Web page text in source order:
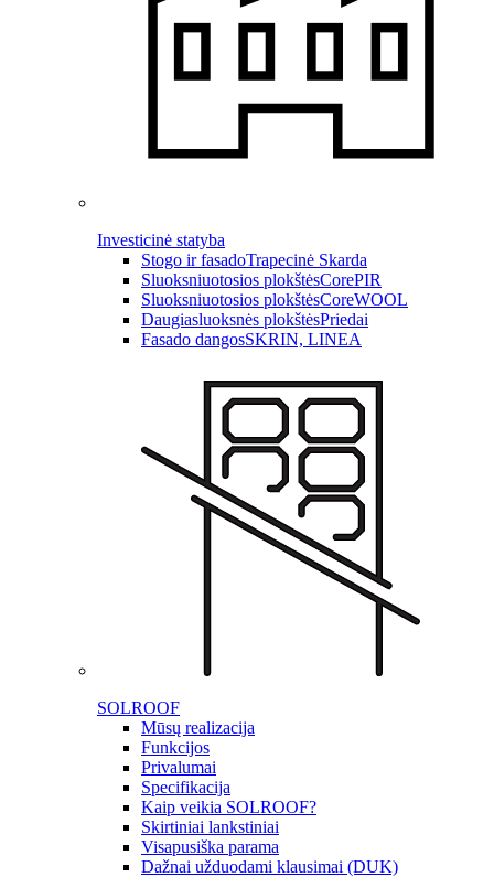
Investicinė statyba
Stogo ir fasadoTrapecinė Skarda
Sluoksniuotosios plokštėsCorePIR
Sluoksniuotosios plokštėsCoreWOOL
Daugiasluoksnės plokštėsPriedai
Fasado dangosSKRIN, LINEA
SOLROOF
Mūsų realizacija
Funkcijos
Privalumai
Specifikacija
Kaip veikia SOLROOF?
Skirtiniai lankstiniai
Visapusiška parama
Dažnai užduodami klausimai (DUK)